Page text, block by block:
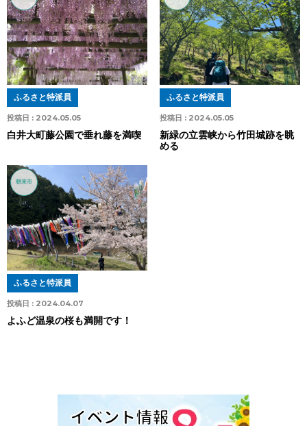
投稿日 : 2024.05.05
ふるさと特派員
白井大町藤公園で垂れ藤を満喫
投稿日 : 2024.05.05
ふるさと特派員
新緑の立雲峡から竹田城跡を眺
める
朝来市
投稿日 : 2024.04.07
ふるさと特派員
よふど温泉の桜も満開です！